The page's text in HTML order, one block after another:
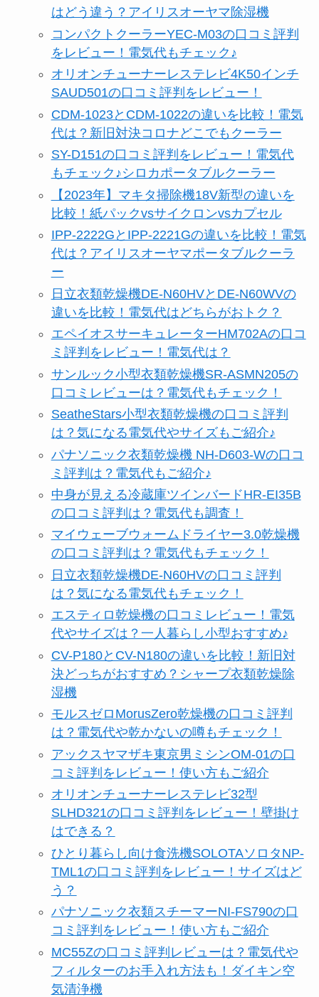
はどう違う？アイリスオーヤマ除湿機
コンパクトクーラーYEC-M03の口コミ評判
をレビュー！電気代もチェック♪
オリオンチューナーレステレビ4K50インチ
SAUD501の口コミ評判をレビュー！
CDM-1023とCDM-1022の違いを比較！電気
代は？新旧対決コロナどこでもクーラー
SY-D151の口コミ評判をレビュー！電気代
もチェック♪シロカポータブルクーラー
【2023年】マキタ掃除機18V新型の違いを
比較！紙パックvsサイクロンvsカプセル
IPP-2222GとIPP-2221Gの違いを比較！電気
代は？アイリスオーヤマポータブルクーラ
ー
日立衣類乾燥機DE-N60HVとDE-N60WVの
違いを比較！電気代はどちらがおトク？
エペイオスサーキュレーターHM702Aの口コ
ミ評判をレビュー！電気代は？
サンルック小型衣類乾燥機SR-ASMN205の
口コミレビューは？電気代もチェック！
SeatheStars小型衣類乾燥機の口コミ評判
は？気になる電気代やサイズもご紹介♪
パナソニック衣類乾燥機 NH-D603-Wの口コ
ミ評判は？電気代もご紹介♪
中身が見える冷蔵庫ツインバードHR-EI35B
の口コミ評判は？電気代も調査！
マイウェーブウォームドライヤー3.0乾燥機
の口コミ評判は？電気代もチェック！
日立衣類乾燥機DE-N60HVの口コミ評判
は？気になる電気代もチェック！
エスティロ乾燥機の口コミレビュー！電気
代やサイズは？一人暮らし小型おすすめ♪
CV-P180とCV-N180の違いを比較！新旧対
決どっちがおすすめ？シャープ衣類乾燥除
湿機
モルスゼロMorusZero乾燥機の口コミ評判
は？電気代や乾かないの噂もチェック！
アックスヤマザキ東京男ミシンOM-01の口
コミ評判をレビュー！使い方もご紹介
オリオンチューナーレステレビ32型
SLHD321の口コミ評判をレビュー！壁掛け
はできる？
ひとり暮らし向け食洗機SOLOTAソロタNP-
TML1の口コミ評判をレビュー！サイズはど
う？
パナソニック衣類スチーマーNI-FS790の口
コミ評判をレビュー！使い方もご紹介
MC55Zの口コミ評判レビューは？電気代や
フィルターのお手入れ方法も！ダイキン空
気清浄機